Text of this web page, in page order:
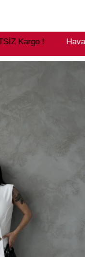
Havale ile